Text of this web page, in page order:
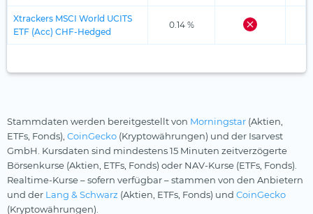
Xtrackers MSCI World UCITS
ETF (Acc) CHF-Hedged
0.14 %
Stammdaten werden bereitgestellt von Morningstar (Aktien,
ETFs, Fonds), CoinGecko (Kryptowährungen) und der Isarvest
GmbH. Kursdaten sind mindestens 15 Minuten zeitverzögerte
Börsenkurse (Aktien, ETFs, Fonds) oder NAV-Kurse (ETFs, Fonds).
Realtime-Kurse – sofern verfügbar – stammen von den Anbietern
und der Lang & Schwarz (Aktien, ETFs, Fonds) und CoinGecko
(Kryptowährungen).